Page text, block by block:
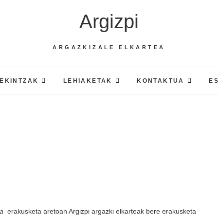
Argizpi
ARGAZKIZALE ELKARTEA
EKINTZAK LEHIAKETAK KONTAKTUA
erakusketa aretoan Argizpi argazki elkarteak bere erakusketa